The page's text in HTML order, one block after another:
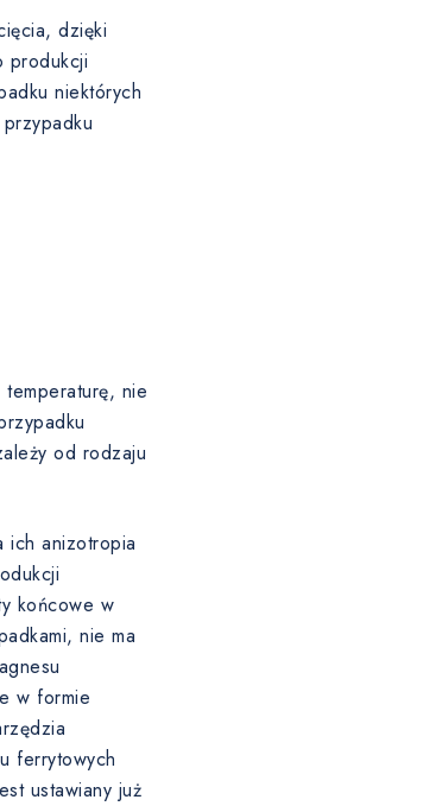
dzięki
produkcji
niektórych
nie
od rodzaju
ich anizotropia
końcowe w
nie ma
w formie
ferrytowych
ustawiany już